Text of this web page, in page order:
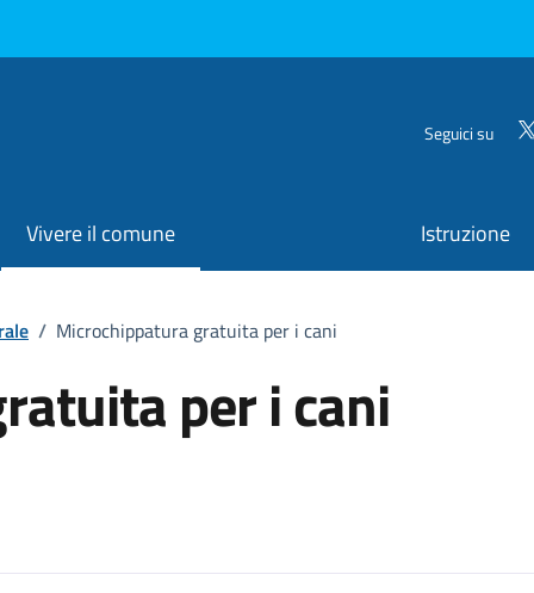
Seguici su
Vivere il comune Istruzione
/ Microchippatura gratuita per i cani
per i cani